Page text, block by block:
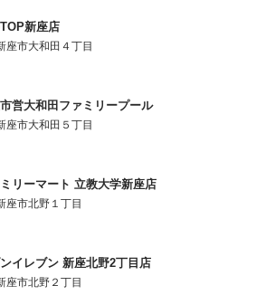
新座店
座市大和田４丁目
営大和田ファミリープール
座市大和田５丁目
リーマート 立教大学新座店
座市北野１丁目
イレブン 新座北野2丁目店
座市北野２丁目